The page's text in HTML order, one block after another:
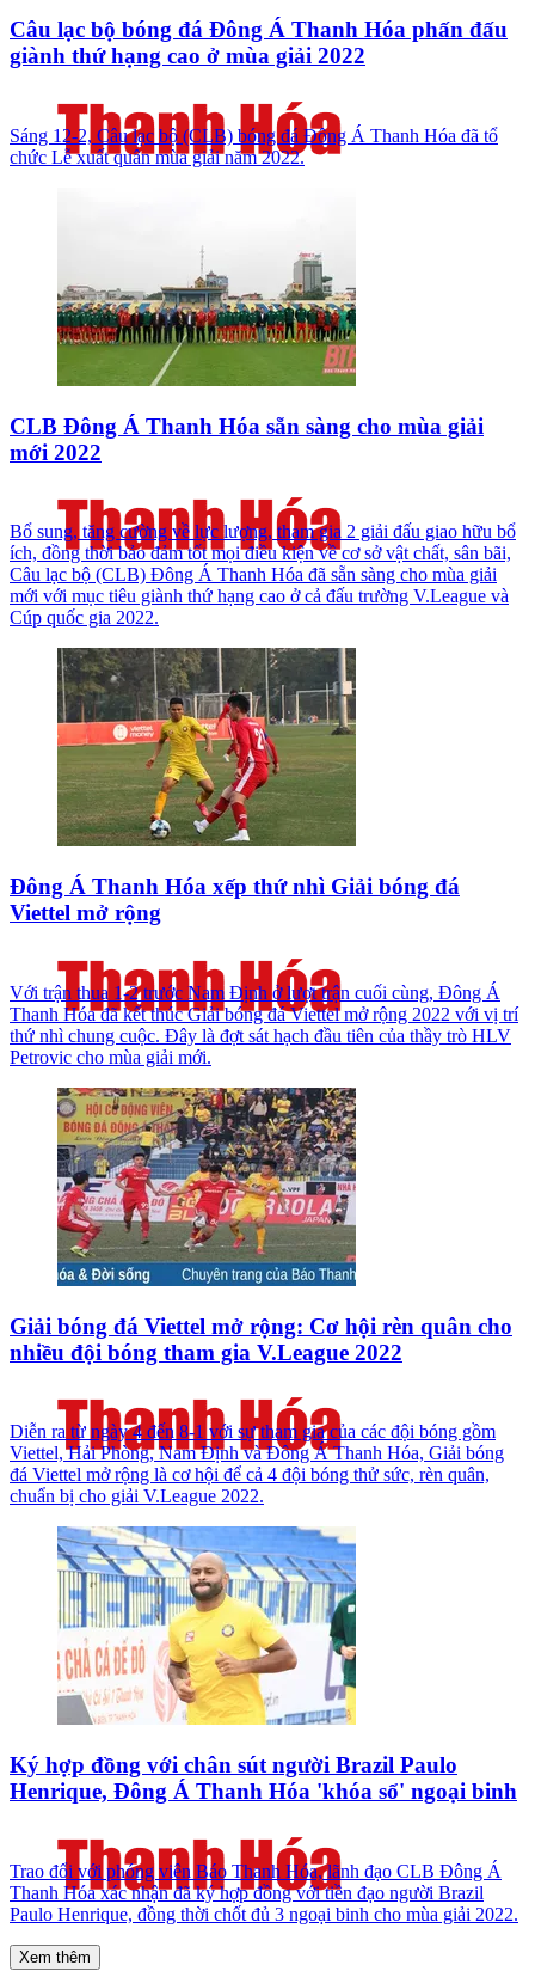
Câu lạc bộ bóng đá Đông Á Thanh Hóa phấn đấu
giành thứ hạng cao ở mùa giải 2022
Sáng 12-2, Câu lạc bộ (CLB) bóng đá Đông Á Thanh Hóa đã tổ
chức Lễ xuất quân mùa giải năm 2022.
CLB Đông Á Thanh Hóa sẵn sàng cho mùa giải
mới 2022
Bổ sung, tăng cường về lực lượng, tham gia 2 giải đấu giao hữu bổ
ích, đồng thời bảo đảm tốt mọi điều kiện về cơ sở vật chất, sân bãi,
Câu lạc bộ (CLB) Đông Á Thanh Hóa đã sẵn sàng cho mùa giải
mới với mục tiêu giành thứ hạng cao ở cả đấu trường V.League và
Cúp quốc gia 2022.
Đông Á Thanh Hóa xếp thứ nhì Giải bóng đá
Viettel mở rộng
Với trận thua 1-2 trước Nam Định ở lượt trận cuối cùng, Đông Á
Thanh Hóa đã kết thúc Giải bóng đá Viettel mở rộng 2022 với vị trí
thứ nhì chung cuộc. Đây là đợt sát hạch đầu tiên của thầy trò HLV
Petrovic cho mùa giải mới.
Giải bóng đá Viettel mở rộng: Cơ hội rèn quân cho
nhiều đội bóng tham gia V.League 2022
Diễn ra từ ngày 4 đến 8-1 với sự tham gia của các đội bóng gồm
Viettel, Hải Phòng, Nam Định và Đông Á Thanh Hóa, Giải bóng
đá Viettel mở rộng là cơ hội để cả 4 đội bóng thử sức, rèn quân,
chuẩn bị cho giải V.League 2022.
Ký hợp đồng với chân sút người Brazil Paulo
Henrique, Đông Á Thanh Hóa 'khóa sổ' ngoại binh
Trao đổi với phóng viên Báo Thanh Hóa, lãnh đạo CLB Đông Á
Thanh Hóa xác nhận đã ký hợp đồng với tiền đạo người Brazil
Paulo Henrique, đồng thời chốt đủ 3 ngoại binh cho mùa giải 2022.
Xem thêm